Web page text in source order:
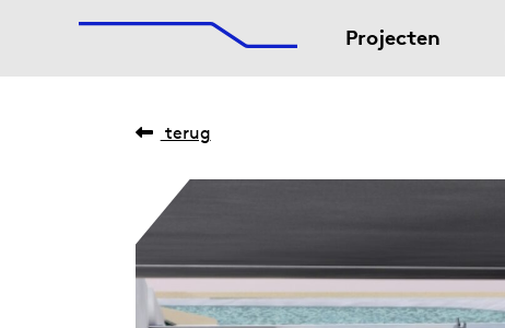
De Afsluitdijk
Projecten
terug